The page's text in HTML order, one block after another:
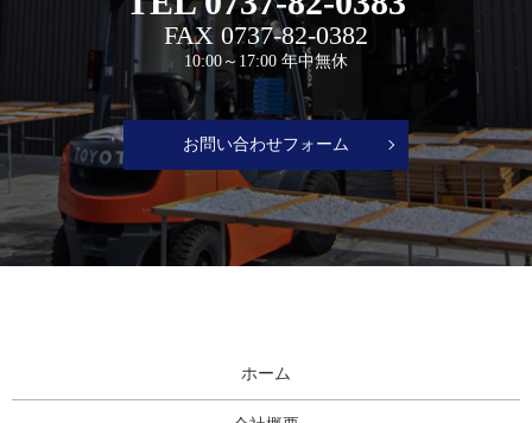
FAX 0737-82-0382
10:00～17:00 年中無休
お問い合わせフォーム
ホーム